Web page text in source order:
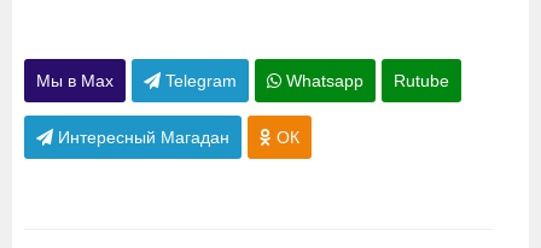
Мы в Max Telegram Whatsapp Rutube
Интересный Магадан ОК